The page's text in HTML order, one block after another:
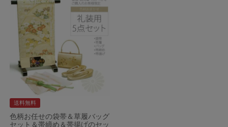
送料無料
色柄お任せの袋帯＆草履バッグ
セット＆帯締め＆帯揚げのセッ